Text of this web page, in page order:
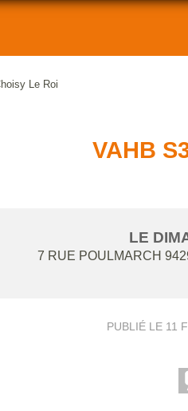
Le Roi
VAHB
LE
7 RUE POULMARCH
PUBLIÉ LE 11